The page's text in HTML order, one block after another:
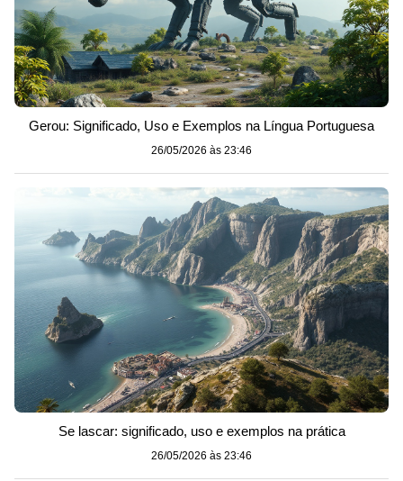
Gerou: Significado, Uso e Exemplos na Língua Portuguesa
26/05/2026 às 23:46
Se lascar: significado, uso e exemplos na prática
26/05/2026 às 23:46